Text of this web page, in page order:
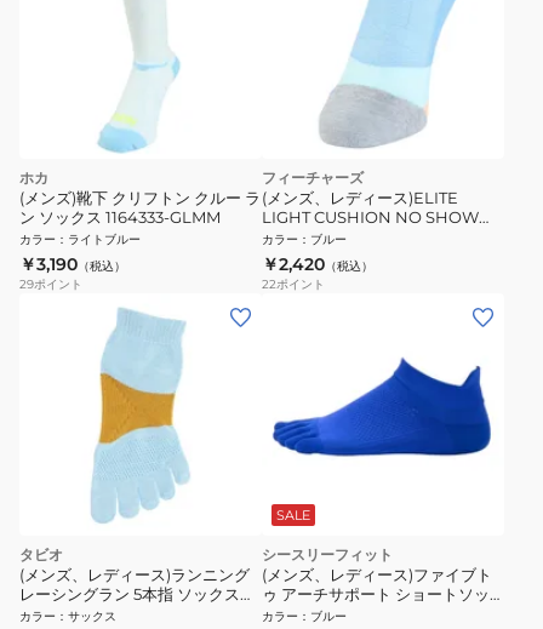
ホカ
(メンズ)靴下 クリフトン クルー ラ
ン ソックス 1164333-GLMM
カラー ： ライトブルー
￥3,190 （税込）
29ポイント
フィーチャーズ
(メンズ、レディース)ELITE
LIGHT CUSHION NO SHOW
TAB ソックス 4400030147242
カラー ： ブルー
￥2,420 （税込）
22ポイント
タビオ
(メンズ、レディース)ランニング
レーシングラン 5本指 ソックス
071120036 80
カラー ： サックス
SALE
シースリーフィット
(メンズ、レディース)ファイブト
ゥ アーチサポート ショートソッ
クス GC23302 OU
カラー ： ブルー